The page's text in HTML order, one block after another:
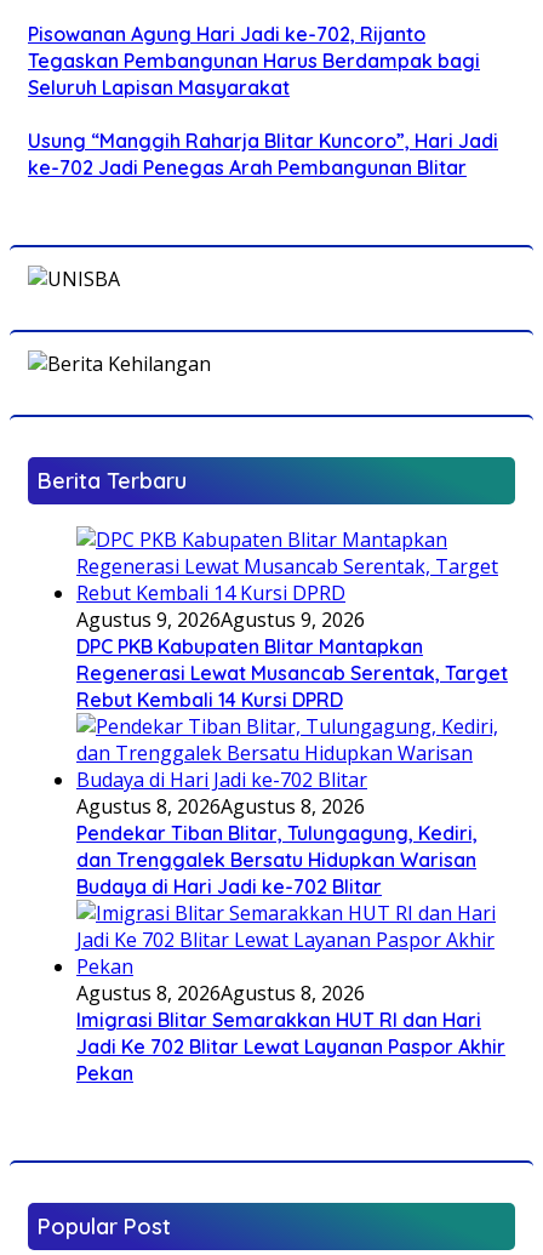
Pisowanan Agung Hari Jadi ke-702, Rijanto
Tegaskan Pembangunan Harus Berdampak bagi
Seluruh Lapisan Masyarakat
Usung “Manggih Raharja Blitar Kuncoro”, Hari Jadi
ke-702 Jadi Penegas Arah Pembangunan Blitar
Berita Terbaru
Agustus 9, 2026Agustus 9, 2026
DPC PKB Kabupaten Blitar Mantapkan
Regenerasi Lewat Musancab Serentak, Target
Rebut Kembali 14 Kursi DPRD
Agustus 8, 2026Agustus 8, 2026
Pendekar Tiban Blitar, Tulungagung, Kediri,
dan Trenggalek Bersatu Hidupkan Warisan
Budaya di Hari Jadi ke-702 Blitar
Agustus 8, 2026Agustus 8, 2026
Imigrasi Blitar Semarakkan HUT RI dan Hari
Jadi Ke 702 Blitar Lewat Layanan Paspor Akhir
Pekan
Popular Post